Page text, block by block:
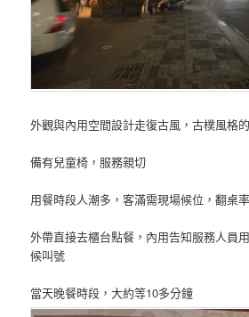
外觀與內用空間設計走復古風，古樸風格
備有兒童椅，服務親切
用餐時段人潮多，客滿需現場候位，翻桌
外帶直接去櫃台點餐，內用告知服務人員
候叫號
當天晚餐時段，大約等10多分鐘